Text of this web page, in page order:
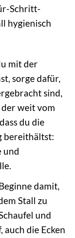
Schritt-
hygienisch
mit der
sorge dafür,
sind,
der weit vom
du die
bereithältst:
und
damit,
Stall zu
und
auch die Ecken